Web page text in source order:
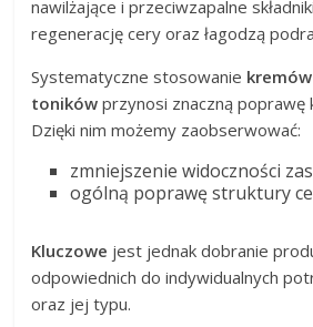
nawilżające i przeciwzapalne
regenerację cery oraz łagodzą
Systematyczne stosowanie
toników przynosi znaczną poprawę
Dzięki nim możemy zaobserwować:
zmniejszenie widoczności
ogólną poprawę struktury
Kluczowe jest jednak dobranie
odpowiednich do indywidualnych
oraz jej typu.